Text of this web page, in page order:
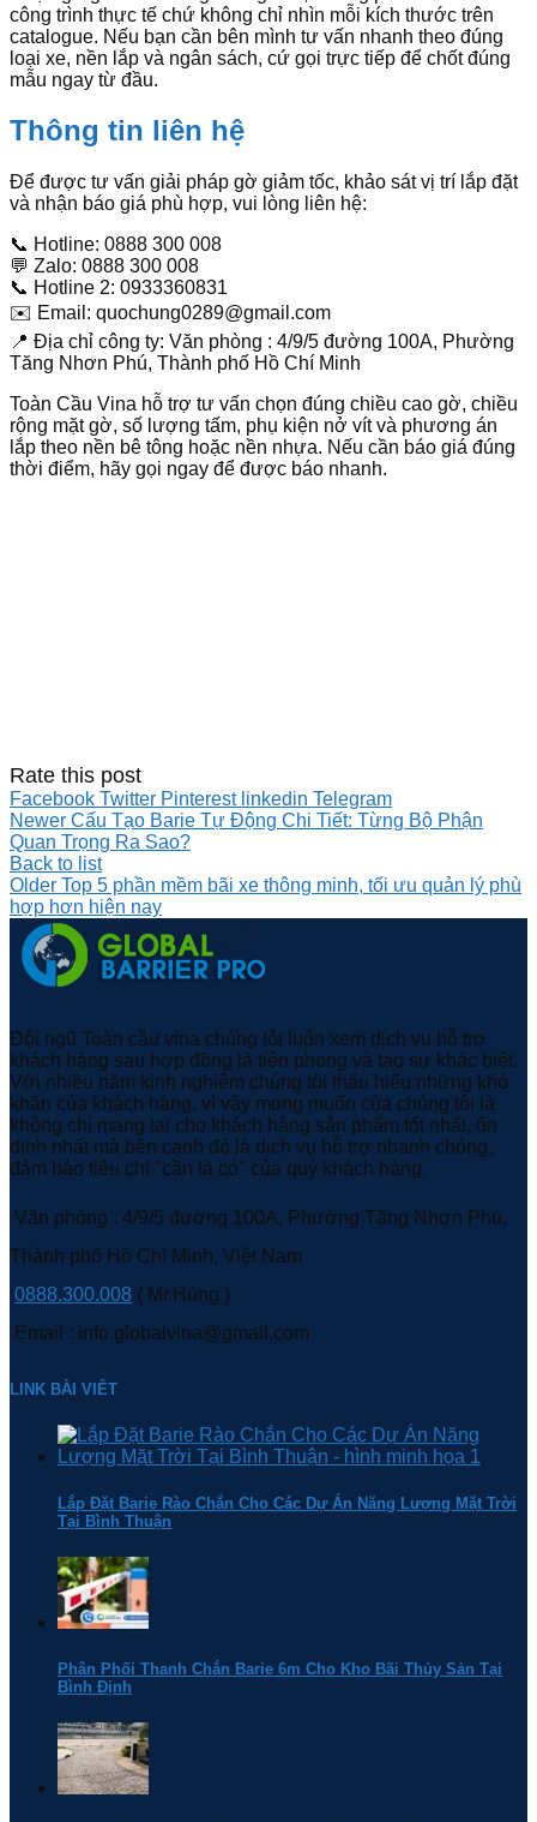
công trình thực tế chứ không chỉ nhìn mỗi kích thước trên
catalogue. Nếu bạn cần bên mình tư vấn nhanh theo đúng
loại xe, nền lắp và ngân sách, cứ gọi trực tiếp để chốt đúng
mẫu ngay từ đầu.
Thông tin liên hệ
Để được tư vấn giải pháp gờ giảm tốc, khảo sát vị trí lắp đặt
và nhận báo giá phù hợp, vui lòng liên hệ:
📞 Hotline: 0888 300 008
💬 Zalo: 0888 300 008
📞 Hotline 2: 0933360831
✉️ Email: quochung0289@gmail.com
📍 Địa chỉ công ty: Văn phòng : 4/9/5 đường 100A, Phường
Tăng Nhơn Phú, Thành phố Hồ Chí Minh
Toàn Cầu Vina hỗ trợ tư vấn chọn đúng chiều cao gờ, chiều
rộng mặt gờ, số lượng tấm, phụ kiện nở vít và phương án
lắp theo nền bê tông hoặc nền nhựa. Nếu cần báo giá đúng
thời điểm, hãy gọi ngay để được báo nhanh.
Rate this post
Facebook Twitter Pinterest linkedin Telegram
Newer Cấu Tạo Barie Tự Động Chi Tiết: Từng Bộ Phận
Quan Trọng Ra Sao?
Back to list
Older Top 5 phần mềm bãi xe thông minh, tối ưu quản lý phù
hợp hơn hiện nay
Đội ngũ Toàn cầu vina chúng tôi luôn xem dịch vụ hỗ trợ
khách hàng sau hợp đồng là tiên phong và tạo sự khác biệt.
Với nhiều năm kinh nghiệm chúng tôi thấu hiểu những khó
khăn của khách hàng, vì vậy mong muốn của chúng tôi là
không chỉ mang lại cho khách hàng sản phẩm tốt nhất, ổn
định nhất mà bên cạnh đó là dịch vụ hỗ trợ nhanh chóng,
đảm bảo tiêu chí "cần là có" của quý khách hàng.
Văn phòng : 4/9/5 đường 100A, Phường Tăng Nhơn Phú,
Thành phố Hồ Chí Minh, Việt Nam
0888.300.008 ( Mr.Hùng )
Email : info.globalvina@gmail.com
LINK BÀI VIÊT
Lắp Đặt Barie Rào Chắn Cho Các Dự Án Năng Lượng Mặt Trời
Tại Bình Thuận
Phân Phối Thanh Chắn Barie 6m Cho Kho Bãi Thủy Sản Tại
Bình Định